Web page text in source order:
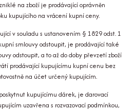
na zboží je prodávající oprávněn
kupujícího na vrácení kupní ceny.
v souladu s ustanovením § 1829 odst. 1
smlouvy odstoupit, je prodávající také
odstoupit, a to až do doby převzetí zboží
prodávající kupujícímu kupní cenu bez
na účet určený kupujícím.
kupujícímu dárek, je darovací
uzavřena s rozvazovací podmínkou,